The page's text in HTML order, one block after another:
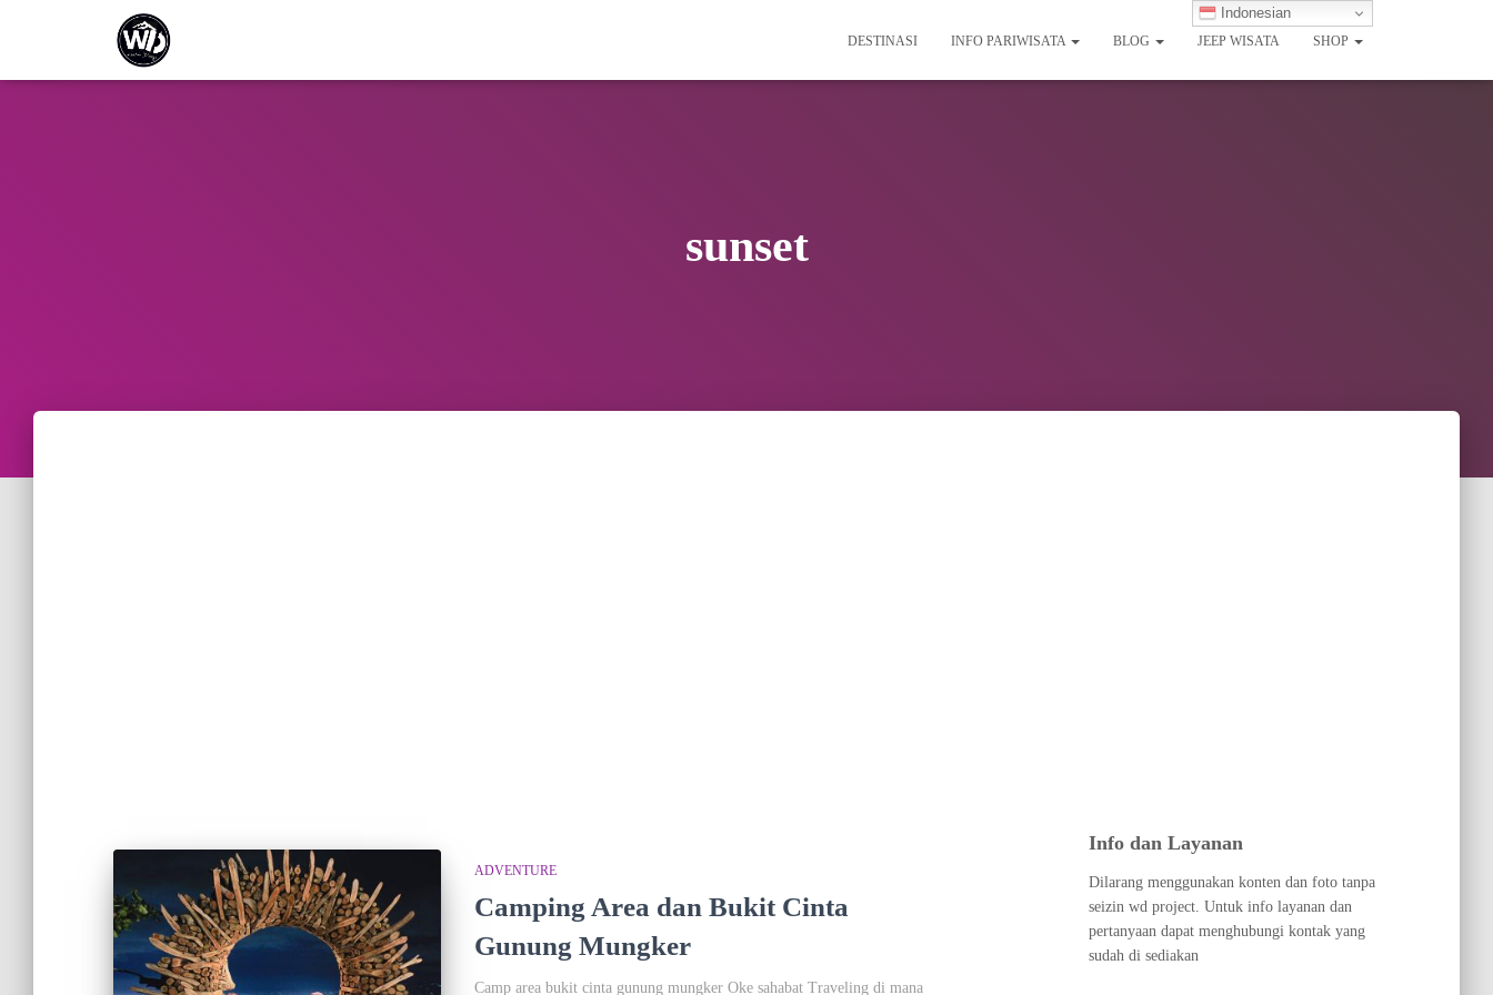
DESTINASI INFO PARIWISATA BLOG JEEP WISATA SHOP
sunset
ADVENTURE
Camping Area dan Bukit Cinta
Gunung Mungker
Camp area bukit cinta gunung mungker Oke sahabat Traveling di mana
Info dan Layanan
Dilarang menggunakan konten dan foto tanpa
seizin wd project. Untuk info layanan dan
pertanyaan dapat menghubungi kontak yang
sudah di sediakan
Indonesian